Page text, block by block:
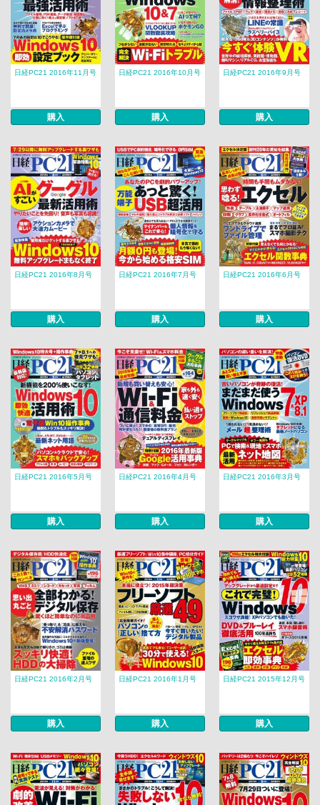
日経PC21 2016年11月号
購入
日経PC21 2016年10月号
購入
日経PC21 2016年9月号
購入
日経PC21 2016年8月号
購入
日経PC21 2016年7月号
購入
日経PC21 2016年6月号
購入
日経PC21 2016年5月号
購入
日経PC21 2016年4月号
購入
日経PC21 2016年3月号
購入
日経PC21 2016年2月号
購入
日経PC21 2016年1月号
購入
日経PC21 2015年12月号
購入